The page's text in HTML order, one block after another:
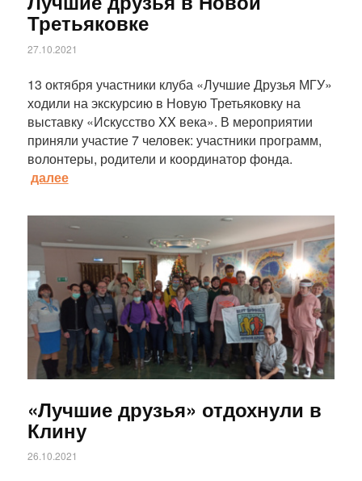
Третьяковке
27.10.2021
13 октября участники клуба «Лучшие Друзья МГУ»
ходили на экскурсию в Новую Третьяковку на
выставку «Искусство XX века». В мероприятии
приняли участие 7 человек: участники программ,
волонтеры, родители и координатор фонда.
далее
«Лучшие друзья» отдохнули в
Клину
26.10.2021